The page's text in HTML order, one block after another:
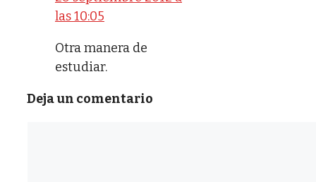
las 10:05
Otra manera de
estudiar.
Deja un comentario